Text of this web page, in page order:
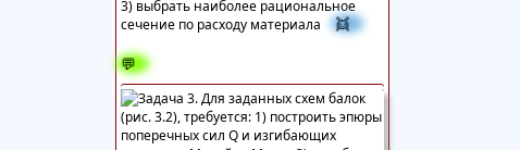
3) выбрать наиболее рациональное
сечение по расходу материала
👯
💬